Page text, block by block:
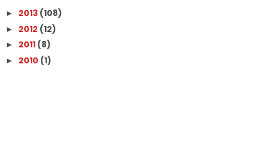
► 2013 (108)
► 2012 (12)
► 2011 (8)
► 2010 (1)